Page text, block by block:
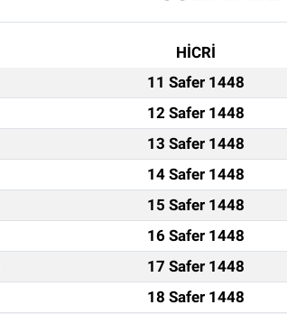
HİCRİ
11 Safer 1448
12 Safer 1448
13 Safer 1448
14 Safer 1448
15 Safer 1448
16 Safer 1448
17 Safer 1448
18 Safer 1448